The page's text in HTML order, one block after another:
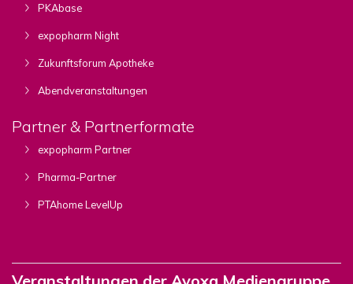
PKAbase
expopharm Night
Zukunftsforum Apotheke
Abendveranstaltungen
Partner & Partnerformate
expopharm Partner
Pharma-Partner
PTAhome LevelUp